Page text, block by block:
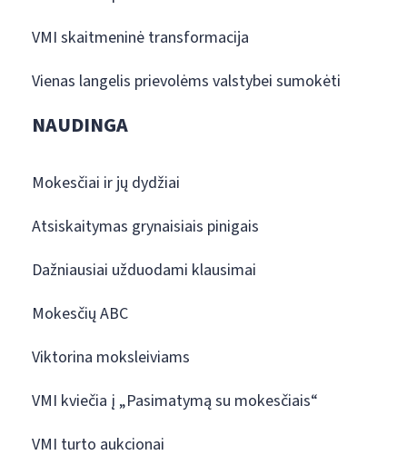
VMI skaitmeninė transformacija
Vienas langelis prievolėms valstybei sumokėti
NAUDINGA
Mokesčiai ir jų dydžiai
Atsiskaitymas grynaisiais pinigais
Dažniausiai užduodami klausimai
Mokesčių ABC
Viktorina moksleiviams
VMI kviečia į „Pasimatymą su mokesčiais“
VMI turto aukcionai